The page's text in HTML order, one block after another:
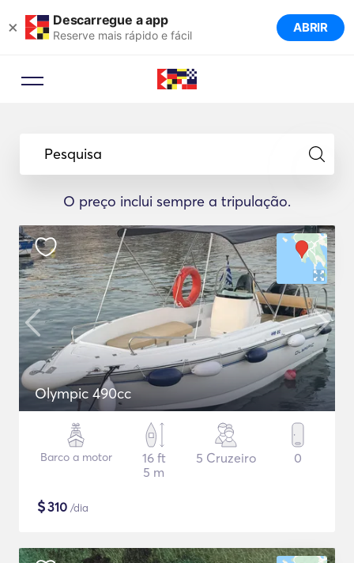
× Descarregue a app
Reserve mais rápido e fácil ABRIR
Pesquisa
O preço inclui sempre a tripulação.
Olympic 490cc
Barco a motor
16 ft
5 m
5 Cruzeiro 0
$310 /dia